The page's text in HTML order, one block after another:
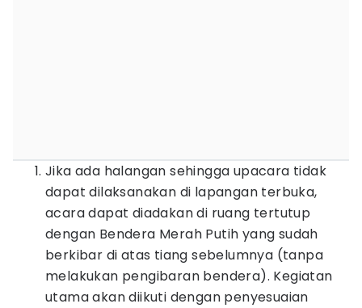
Jika ada halangan sehingga upacara tidak
dapat dilaksanakan di lapangan terbuka,
acara dapat diadakan di ruang tertutup
dengan Bendera Merah Putih yang sudah
berkibar di atas tiang sebelumnya (tanpa
melakukan pengibaran bendera). Kegiatan
utama akan diikuti dengan penyesuaian